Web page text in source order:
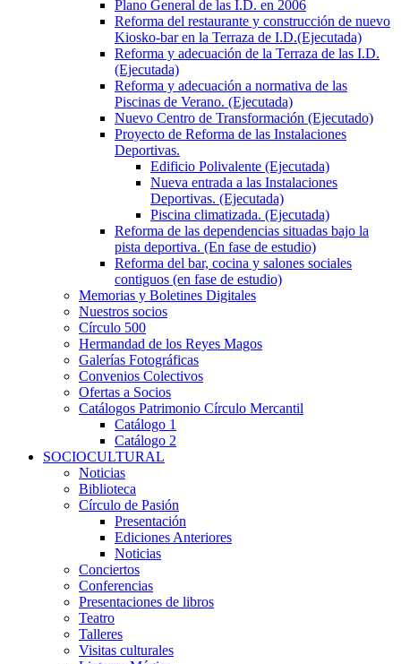
Plano General de las I.D. en 2006
Reforma del restaurante y construcción de nuevo
Kiosko-bar en la Terraza de I.D.(Ejecutada)
Reforma y adecuación de la Terraza de las I.D.
(Ejecutada)
Reforma y adecuación a normativa de las
Piscinas de Verano. (Ejecutada)
Nuevo Centro de Transformación (Ejecutado)
Proyecto de Reforma de las Instalaciones
Deportivas.
Edificio Polivalente (Ejecutada)
Nueva entrada a las Instalaciones
Deportivas. (Ejecutada)
Piscina climatizada. (Ejecutada)
Reforma de las dependencias situadas bajo la
pista deportiva. (En fase de estudio)
Reforma del bar, cocina y salones sociales
contiguos (en fase de estudio)
Memorias y Boletines Digitales
Nuestros socios
Círculo 500
Hermandad de los Reyes Magos
Galerías Fotográficas
Convenios Colectivos
Ofertas a Socios
Catálogos Patrimonio Círculo Mercantil
Catálogo 1
Catálogo 2
SOCIOCULTURAL
Noticias
Biblioteca
Círculo de Pasión
Presentación
Ediciones Anteriores
Noticias
Conciertos
Conferencias
Presentaciones de libros
Teatro
Talleres
Visitas culturales